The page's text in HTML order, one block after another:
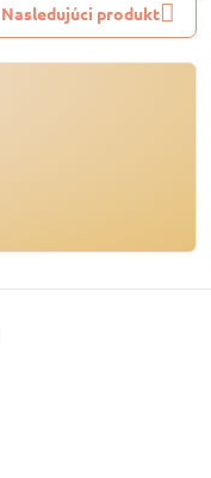
Nasledujúci produkt